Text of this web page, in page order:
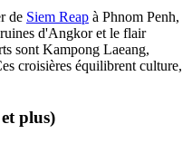
de Siem Reap à Phnom Penh,
d'Angkor et le flair
sont Kampong Laeang,
croisières équilibrent culture,
plus)